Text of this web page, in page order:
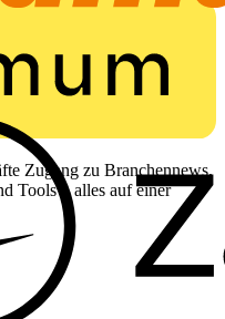
Zugang zu Branchennews,
Tools – alles auf einer